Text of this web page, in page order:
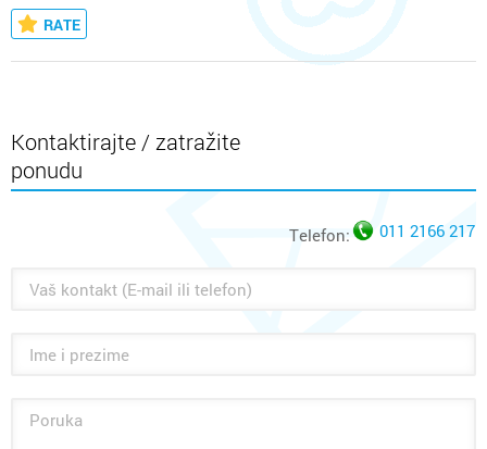
RATE
Kontaktirajte / zatražite
ponudu
Telefon: 011 2166 217